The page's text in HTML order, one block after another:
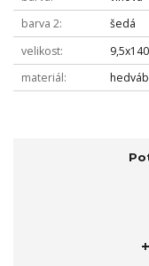
barva 2
šedá
velikost
materiál